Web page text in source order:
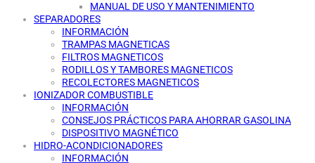
MANUAL DE USO Y MANTENIMIENTO
SEPARADORES
INFORMACIÓN
TRAMPAS MAGNETICAS
FILTROS MAGNETICOS
RODILLOS Y TAMBORES MAGNETICOS
RECOLECTORES MAGNETICOS
IONIZADOR COMBUSTIBLE
INFORMACIÓN
CONSEJOS PRÁCTICOS PARA AHORRAR GASOLINA
DISPOSITIVO MAGNÉTICO
HIDRO-ACONDICIONADORES
INFORMACIÓN